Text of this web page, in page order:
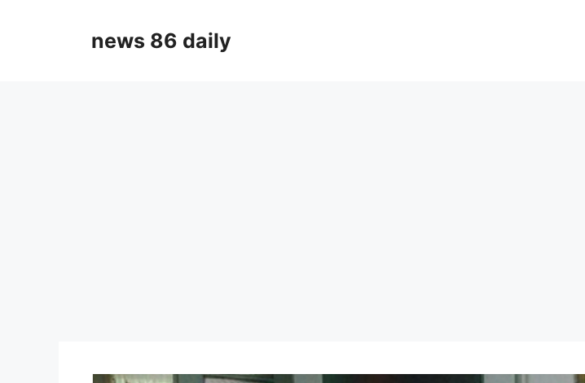
news 86 daily